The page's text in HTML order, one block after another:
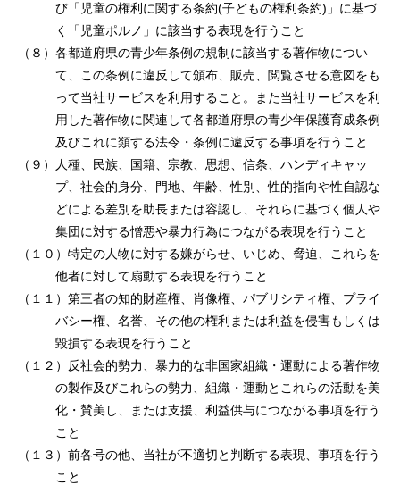
び「児童の権利に関する条約(⼦どもの権利条約)」に基づ
く「児童ポルノ」に該当する表現を⾏うこと
（８）各都道府県の⻘少年条例の規制に該当する著作物につい
て、この条例に違反して頒布、販売、閲覧させる意図をも
って当社サービスを利⽤すること。また当社サービスを利
⽤した著作物に関連して各都道府県の⻘少年保護育成条例
及びこれに類する法令・条例に違反する事項を⾏うこと
（９）⼈種、⺠族、国籍、宗教、思想、信条、ハンディキャッ
プ、社会的⾝分、⾨地、年齢、性別、性的指向や性⾃認な
どによる差別を助⻑または容認し、それらに基づく個⼈や
集団に対する憎悪や暴⼒⾏為につながる表現を⾏うこと
（１０）特定の⼈物に対する嫌がらせ、いじめ、脅迫、これらを
他者に対して扇動する表現を⾏うこと
（１１）第三者の知的財産権、肖像権、パブリシティ権、プライ
バシー権、名誉、その他の権利または利益を侵害もしくは
毀損する表現を⾏うこと
（１２）反社会的勢⼒、暴⼒的な⾮国家組織・運動による著作物
の製作及びこれらの勢⼒、組織・運動とこれらの活動を美
化・賛美し、または⽀援、利益供与につながる事項を⾏う
こと
（１３）前各号の他、当社が不適切と判断する表現、事項を⾏う
こと